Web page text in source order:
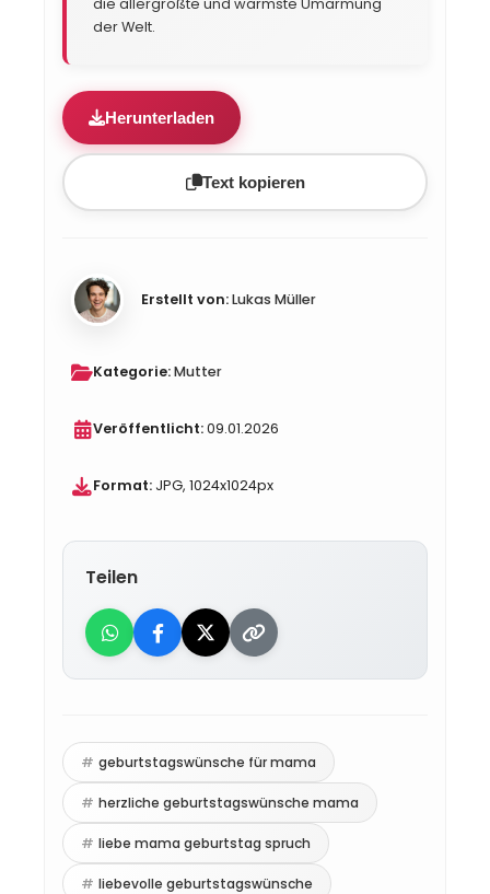
die allergrößte und wärmste Umarmung
der Welt.
Herunterladen
Text kopieren
Erstellt von:Lukas Müller
Kategorie:Mutter
Veröffentlicht:09.01.2026
Format: JPG, 1024x1024px
Teilen
geburtstagswünsche für mama
herzliche geburtstagswünsche mama
liebe mama geburtstag spruch
liebevolle geburtstagswünsche